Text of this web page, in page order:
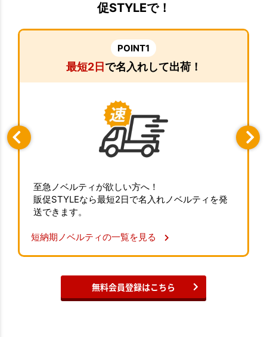
促STYLEで！
POINT1
最短2日で名入れして出荷！
至急ノベルティが欲しい方へ！
販促STYLEなら最短2日で名入れノベルティを発
送できます。
短納期ノベルティの一覧を見る
無料会員登録はこちら